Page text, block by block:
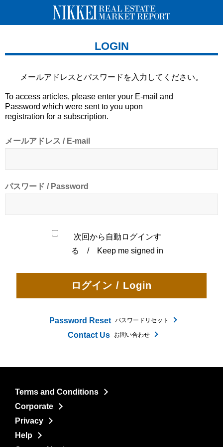
LOGIN
メールアドレスとパスワードを 入力してください。
To access articles, please enter your E-mail and
Password which were sent to you upon
registration for a subscription.
メールアドレス / E-mail
パスワード / Password
次回から自動ログインす
る / Keep me signed in
Password Reset パスワードリセット
Contact Us お問い合わせ
Terms and Conditions
Corporate
Privacy
Help